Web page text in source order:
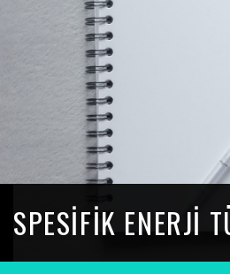
SPESIFIK ENERJI